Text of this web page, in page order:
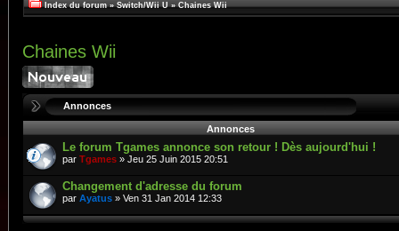
Index du forum » Switch/Wii U » Chaines Wii
Chaines Wii
Annonces
Annonces
Le forum Tgames annonce son retour ! Dès aujourd'hui !
par Tgames » Jeu 25 Juin 2015 20:51
Changement d'adresse du forum
par Ayatus » Ven 31 Jan 2014 12:33